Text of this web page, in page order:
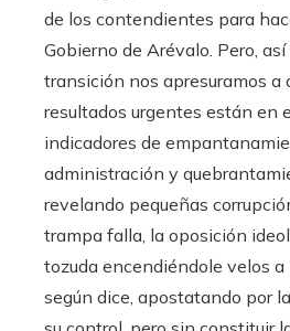
de los contendientes para
Gobierno de Arévalo. Pero,
transición nos apresuramos a
resultados urgentes están en
indicadores de
administración y
revelando pequeñas
trampa falla, la oposición
tozuda encendiéndole velos a
según dice, apostatando por